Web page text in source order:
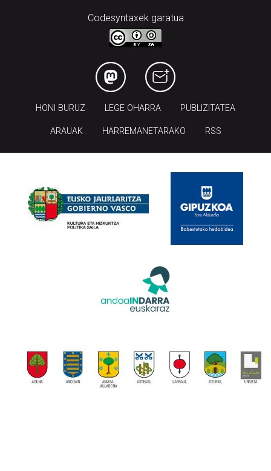
Codesyntaxek garatua
HONI BURUZ LEGE OHARRA PUBLIZITATEA
ARAUAK HARREMANETARAKO RSS